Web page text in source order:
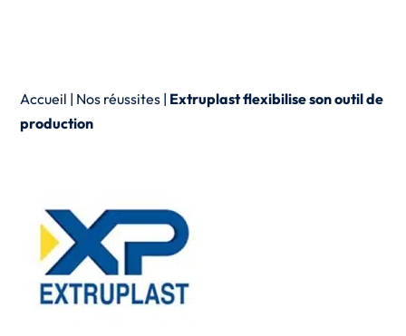
Accueil | Nos réussites | Extruplast flexibilise son outil de
production